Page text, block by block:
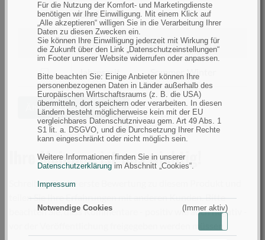
Für die Nutzung der Komfort- und Marketingdienste
benötigen wir Ihre Einwilligung. Mit einem Klick auf
„Alle akzeptieren“ willigen Sie in die Verarbeitung Ihrer
Daten zu diesen Zwecken ein.
Sie können Ihre Einwilligung jederzeit mit Wirkung für
die Zukunft über den Link „Datenschutzeinstellungen“
im Footer unserer Website widerrufen oder anpassen.
Bitte beachten Sie: Einige Anbieter können Ihre
personenbezogenen Daten in Länder außerhalb des
Europäischen Wirtschaftsraums (z. B. die USA)
übermitteln, dort speichern oder verarbeiten. In diesen
Ländern besteht möglicherweise kein mit der EU
vergleichbares Datenschutzniveau gem. Art 49 Abs. 1
S1 lit. a. DSGVO, und die Durchsetzung Ihrer Rechte
kann eingeschränkt oder nicht möglich sein.
Weitere Informationen finden Sie in unserer
Datenschutzerklärung im Abschnitt „Cookies“.
Impressum
Notwendige Cookies (Immer aktiv)
filtern
nach
Größe
Größe L
filtern
nach
Farbe Dunkel/Schwarz
filtern
nach
Jahreszeit
Jahreszeit Sommer, Winter
Ähnliche Artikel suchen
Ihre Meinung ist uns wichtig!
Schreiben Sie die erste Bewertung zu diesem Produkt und
teilen Sie Ihre Erfahrungen mit anderen Kunden. Bitte
beachten Sie, dass Kommentare - positiv wie auch negativ -